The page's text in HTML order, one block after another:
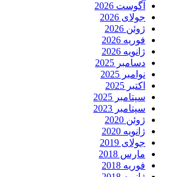
آگوست 2026
جولای 2026
ژوئن 2026
فوریه 2026
ژانویه 2026
دسامبر 2025
نوامبر 2025
اکتبر 2025
سپتامبر 2025
سپتامبر 2023
ژوئن 2020
ژانویه 2020
جولای 2019
مارس 2018
فوریه 2018